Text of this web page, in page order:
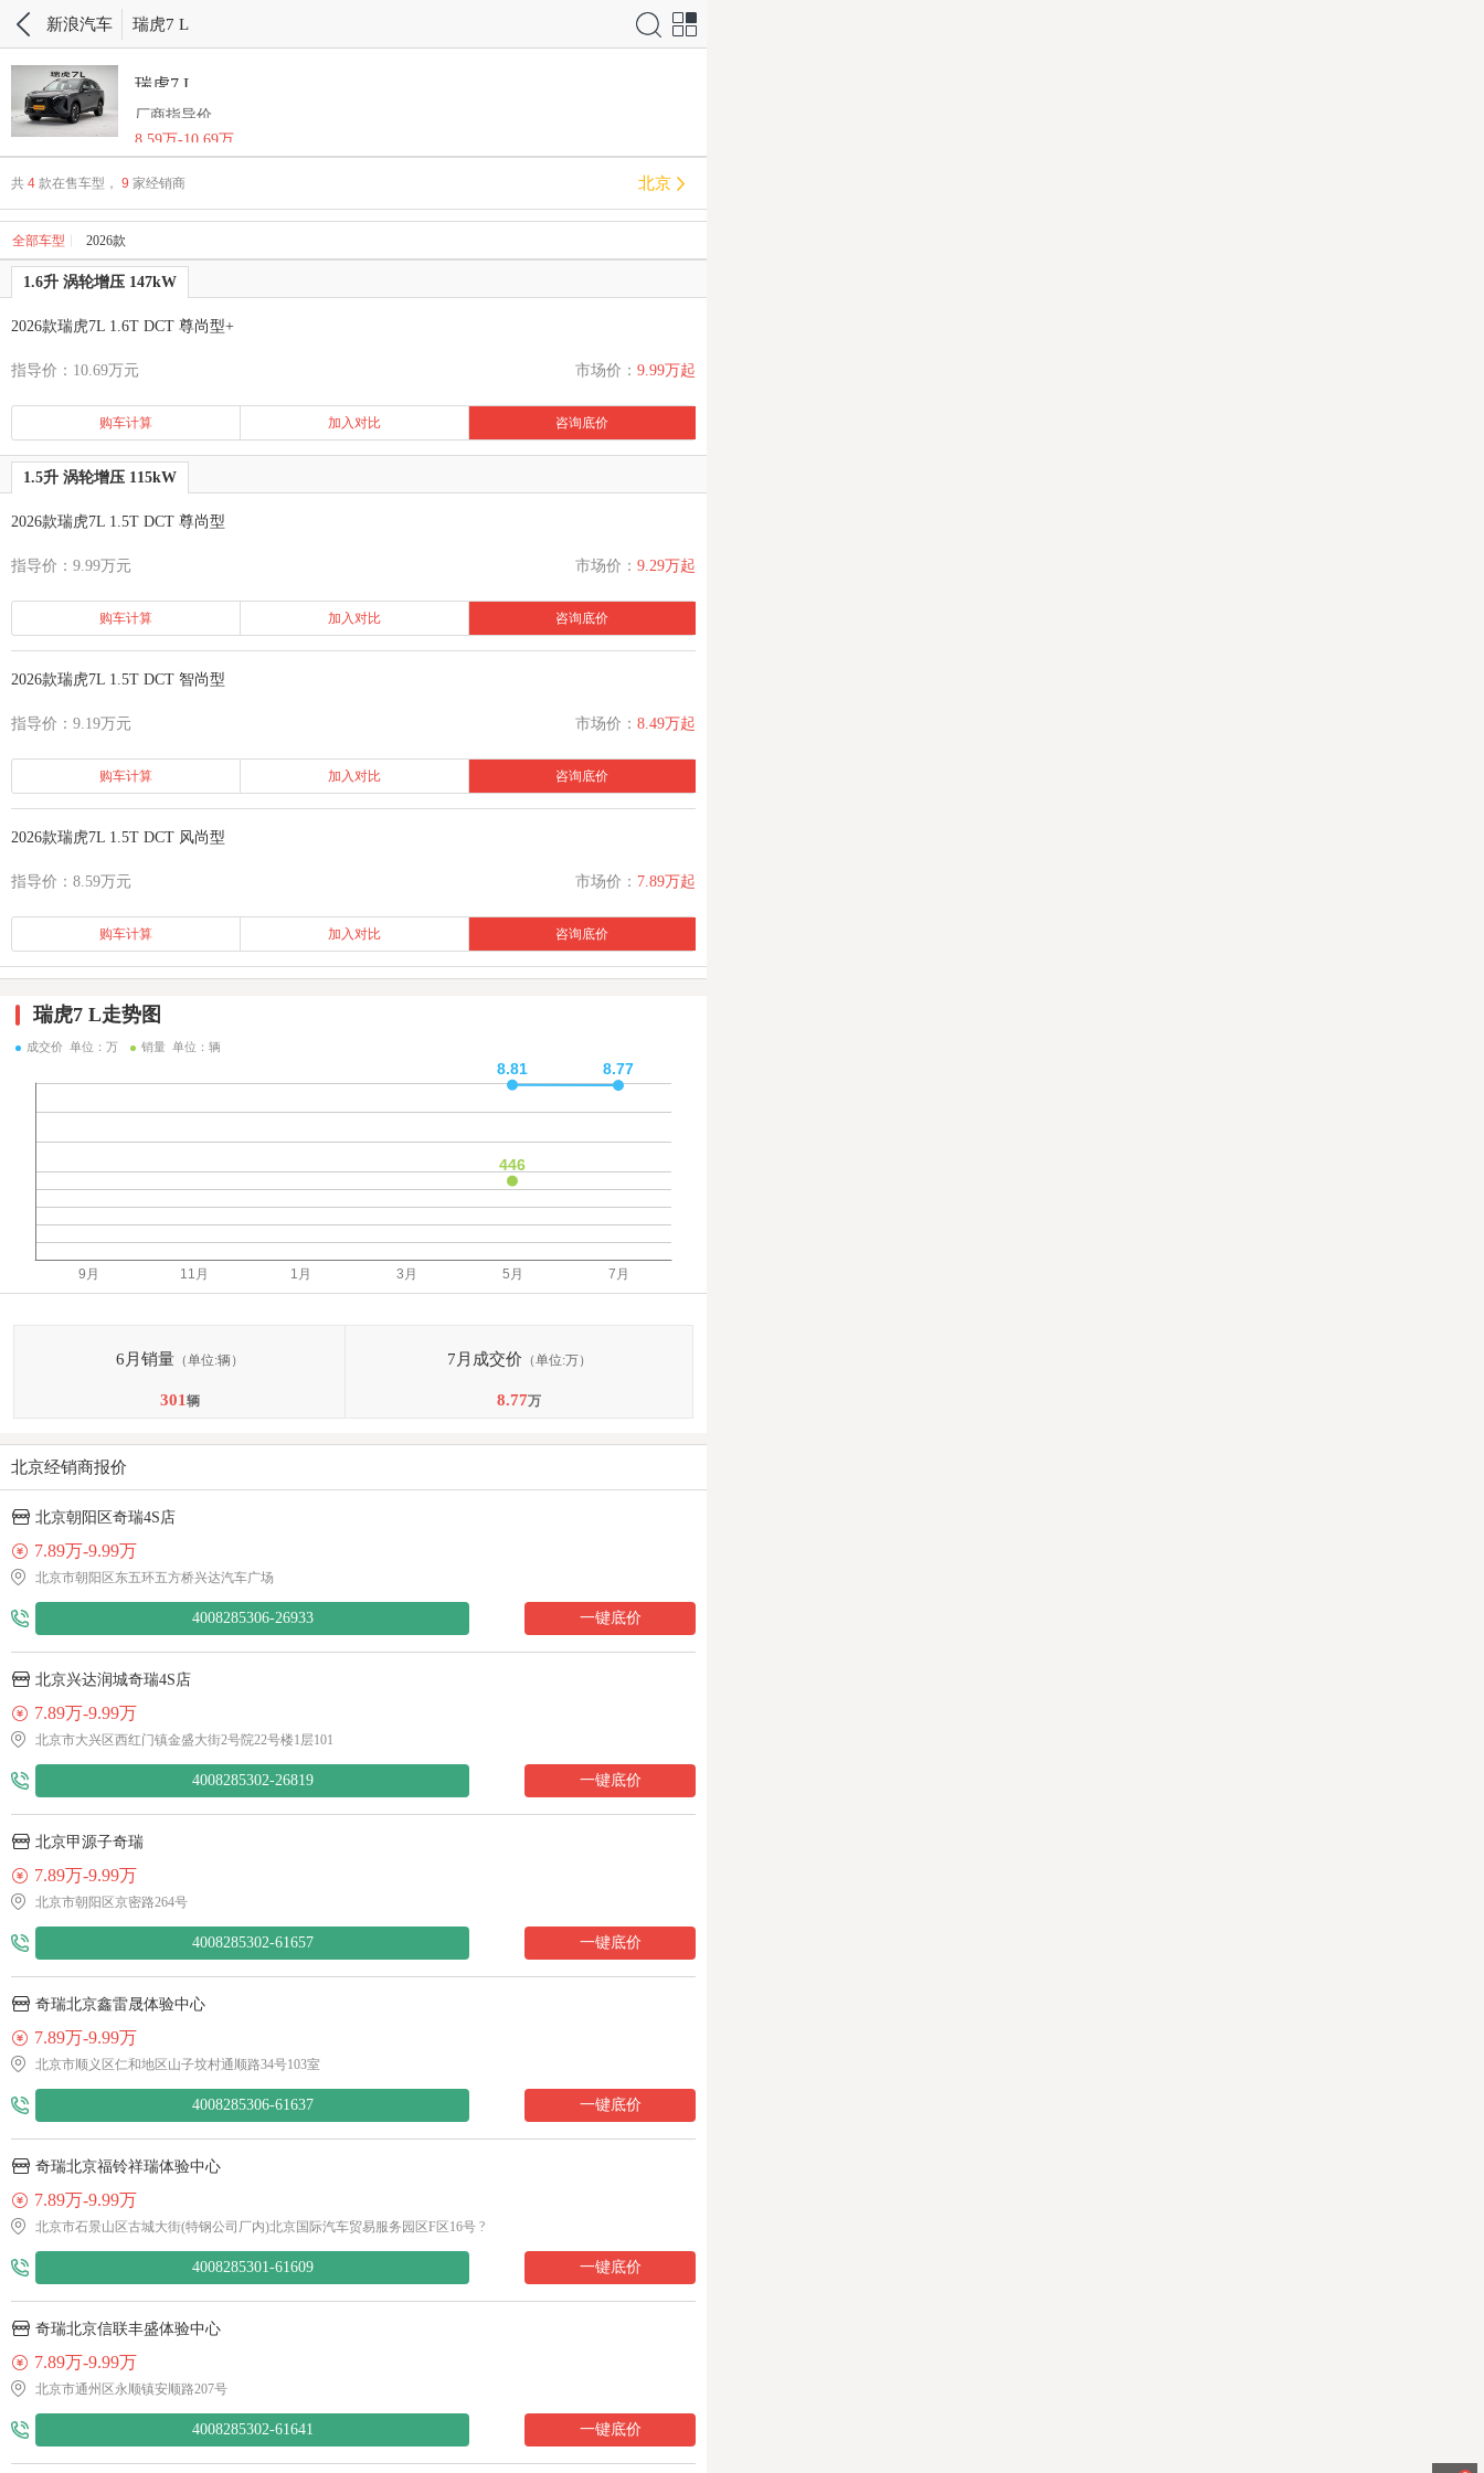
新浪汽车 瑞虎7 L 搜索 网站
瑞虎7 L
厂商指导价
8.59万-10.69万
北京
共 4 款在售车型， 9 家经销商
全部车型 2026款
1.6升 涡轮增压 147kW
2026款瑞虎7L 1.6T DCT 尊尚型+
指导价：10.69万元 市场价： 9.99万起
购车计算 加入对比 咨询底价
1.5升 涡轮增压 115kW
2026款瑞虎7L 1.5T DCT 尊尚型
指导价：9.99万元 市场价： 9.29万起
购车计算 加入对比 咨询底价
2026款瑞虎7L 1.5T DCT 智尚型
指导价：9.19万元 市场价： 8.49万起
购车计算 加入对比 咨询底价
2026款瑞虎7L 1.5T DCT 风尚型
指导价：8.59万元 市场价： 7.89万起
购车计算 加入对比 咨询底价
瑞虎7 L走势图
成交价 单位：万 销量 单位：辆
6月销量（单位:辆）
301 辆
7月成交价（单位:万）
8.77万
北京经销商报价
北京朝阳区奇瑞4S店
7.89万-9.99万
北京市朝阳区东五环五方桥兴达汽车广场
4008285306-26933 一键底价
北京兴达润城奇瑞4S店
7.89万-9.99万
北京市大兴区西红门镇金盛大街2号院22号楼1层101
4008285302-26819 一键底价
北京甲源子奇瑞
7.89万-9.99万
北京市朝阳区京密路264号
4008285302-61657 一键底价
奇瑞北京鑫雷晟体验中心
7.89万-9.99万
北京市顺义区仁和地区山子坟村通顺路34号103室
4008285306-61637 一键底价
奇瑞北京福铃祥瑞体验中心
7.89万-9.99万
北京市石景山区古城大街(特钢公司厂内)北京国际汽车贸易服务园区F区16号 ?
4008285301-61609 一键底价
奇瑞北京信联丰盛体验中心
7.89万-9.99万
北京市通州区永顺镇安顺路207号
4008285302-61641 一键底价